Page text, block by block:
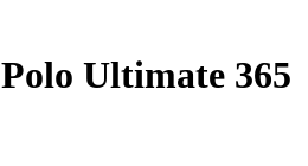
Polo Ultimate 365